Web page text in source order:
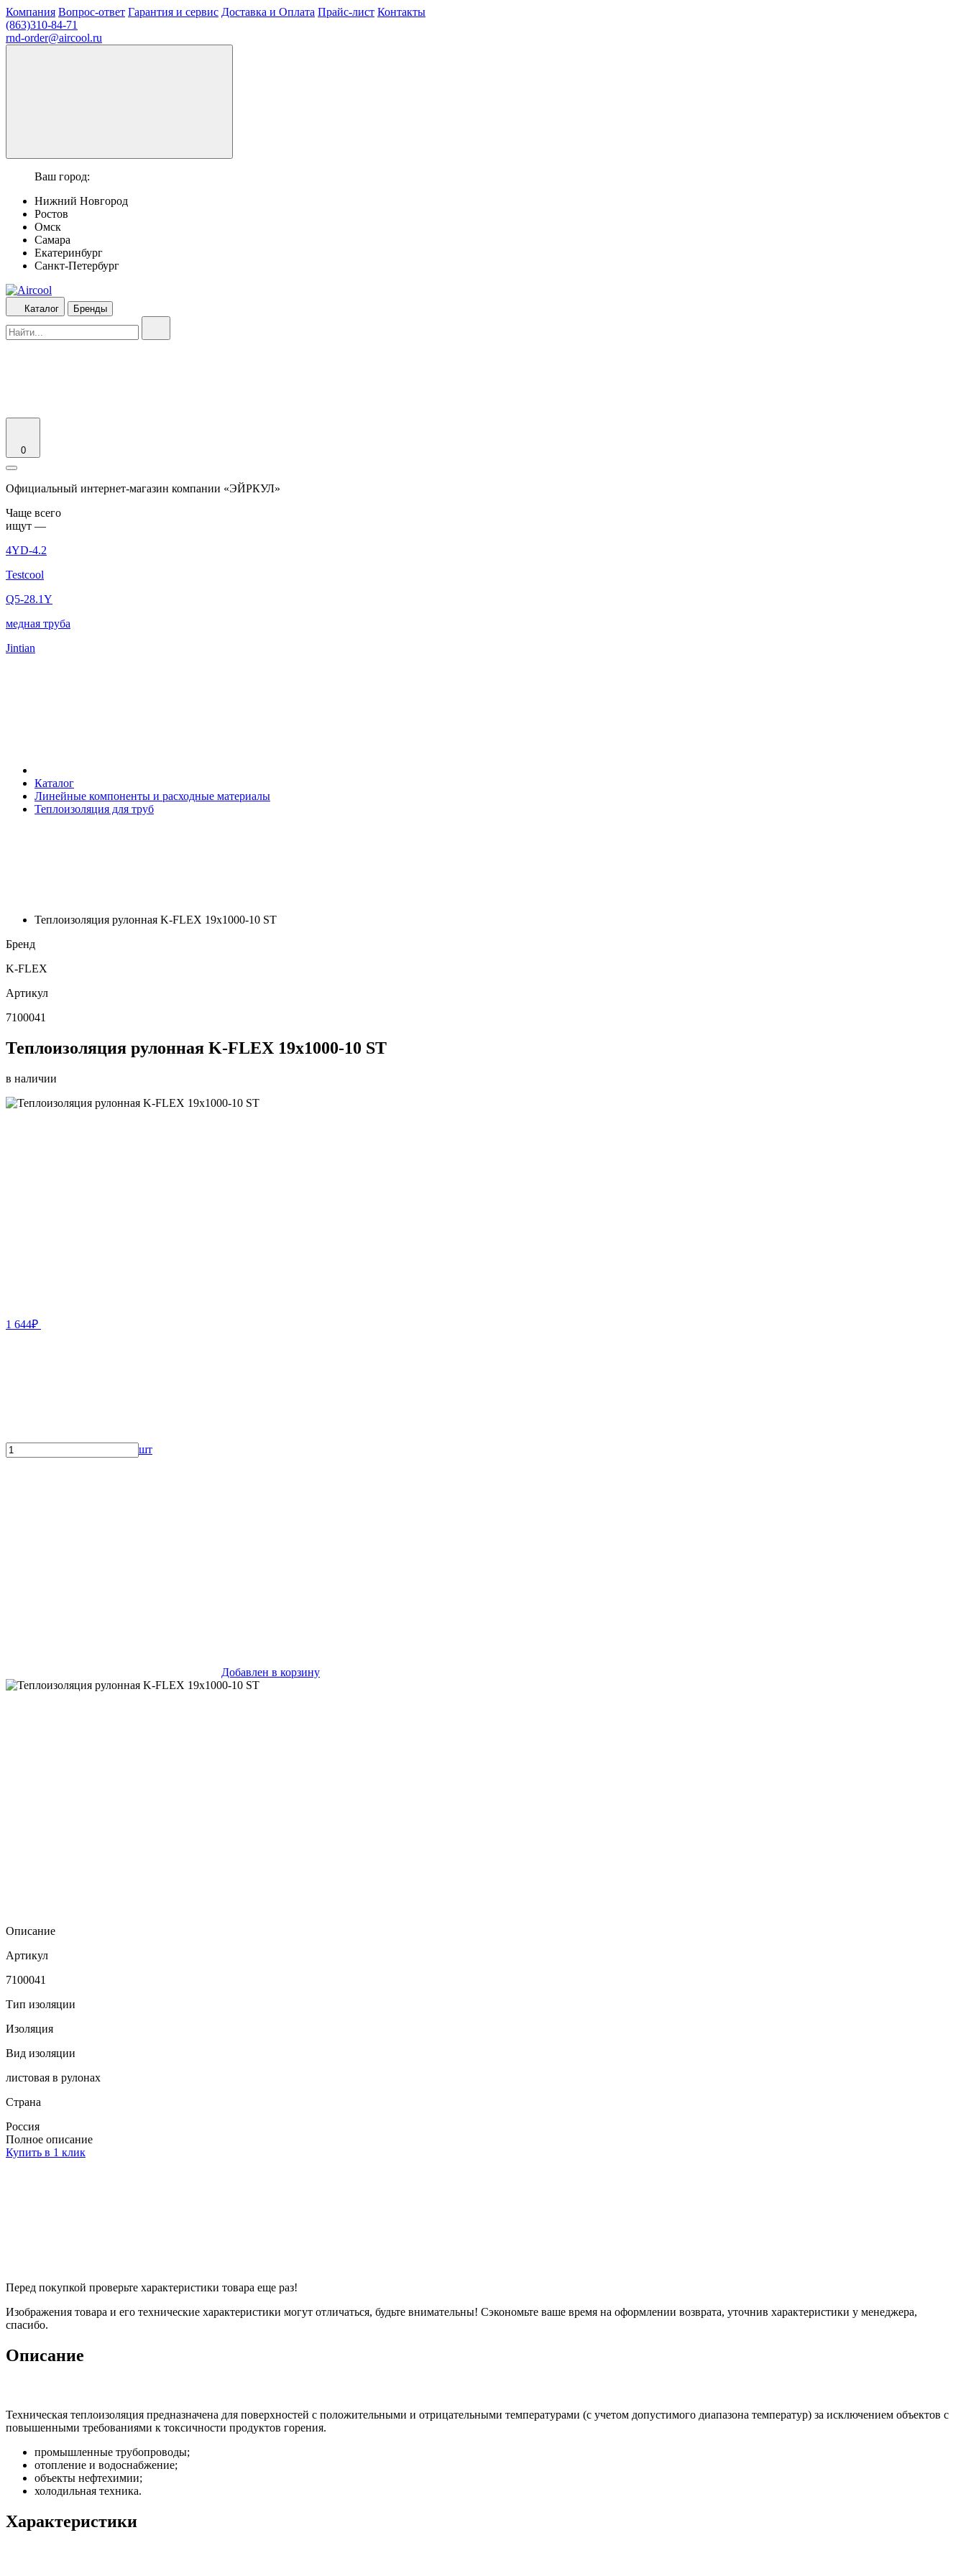
Компания Вопрос-ответ Гарантия и сервис Доставка и Оплата Прайс-лист Контакты
(863)310-84-71
rnd-order@aircool.ru
Ваш город:
Нижний Новгород
Ростов
Омск
Самара
Екатеринбург
Санкт-Петербург
Каталог Бренды
0
Официальный интернет-магазин компании «ЭЙРКУЛ»
Чаще вcего
ищут —
4YD-4.2
Testcool
Q5-28.1Y
медная труба
Jintian
Каталог
Линейные компоненты и расходные материалы
Теплоизоляция для труб
Теплоизоляция рулонная K-FLEX 19x1000-10 ST
Бренд
K-FLEX
Артикул
7100041
Теплоизоляция рулонная K-FLEX 19x1000-10 ST
в наличии
1 644₽
шт
Добавлен в корзину
Описание
Артикул
7100041
Тип изоляции
Изоляция
Вид изоляции
листовая в рулонах
Страна
Россия
Полное описание
Купить в 1 клик
Перед покупкой проверьте характеристики товара еще раз!
Изображения товара и его технические характеристики могут отличаться, будьте внимательны! Сэкономьте ваше время на оформлении возврата, уточнив характеристики у менеджера,
спасибо.
Описание
Техническая теплоизоляция предназначена для поверхностей с положительными и отрицательными температурами (с учетом допустимого диапазона температур) за исключением объектов с
повышенными требованиями к токсичности продуктов горения.
промышленные трубопроводы;
отопление и водоснабжение;
объекты нефтехимии;
холодильная техника.
Характеристики